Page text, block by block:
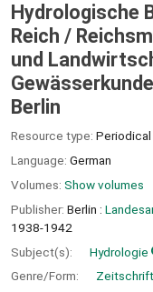
Hydrologische
Reich /
und
Berlin
Resource type: Periodical
Language: German
Volumes: Show volumes
Publisher: Berlin :
1938-1942
Subject(s):
Hydrologie
Genre/Form:
Zeitschrift